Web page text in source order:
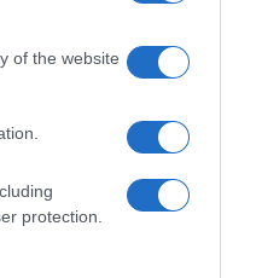
of the website
protection.
un
per